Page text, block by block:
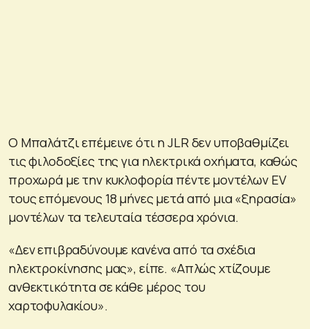
Ο Μπαλάτζι επέμεινε ότι η JLR δεν υποβαθμίζει
τις φιλοδοξίες της για ηλεκτρικά οχήματα, καθώς
προχωρά με την κυκλοφορία πέντε μοντέλων EV
τους επόμενους 18 μήνες μετά από μια «ξηρασία»
μοντέλων τα τελευταία τέσσερα χρόνια.
«Δεν επιβραδύνουμε κανένα από τα σχέδια
ηλεκτροκίνησης μας», είπε. «Απλώς χτίζουμε
ανθεκτικότητα σε κάθε μέρος του
χαρτοφυλακίου».